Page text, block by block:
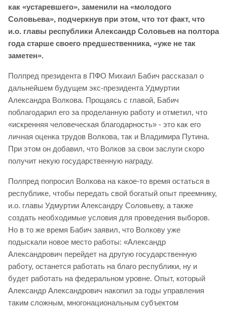
как «устаревшего», заменили на «молодого
Соловьева», подчеркнув при этом, что тот факт, что
и.о. главы республики Александр Соловьев на полтора
года старше своего предшественника, «уже не так
заметен».
Полпред президента в ПФО Михаил Бабич рассказал о
дальнейшем будущем экс-президента Удмуртии
Александра Волкова. Прощаясь с главой, Бабич
поблагодарил его за проделанную работу и отметил, что
«искренняя человеческая благодарность» - это как его
личная оценка трудов Волкова, так и Владимира Путина.
При этом он добавил, что Волков за свои заслуги скоро
получит некую государственную награду.
Полпред попросил Волкова на какое-то время остаться в
республике, чтобы передать свой богатый опыт преемнику,
и.о. главы Удмуртии Александру Соловьеву, а также
создать необходимые условия для проведения выборов.
Но в то же время Бабич заявил, что Волкову уже
подыскали новое место работы: «Александр
Александрович перейдет на другую государственную
работу, останется работать на благо республики, ну и
будет работать на федеральном уровне. Опыт, который
Александр Александрович накопил за годы управления
таким сложным, многонациональным субъектом